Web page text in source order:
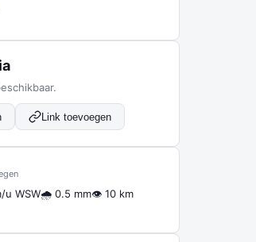
Link toevoegen
u WSW🌧 0.5 mm👁 10 km